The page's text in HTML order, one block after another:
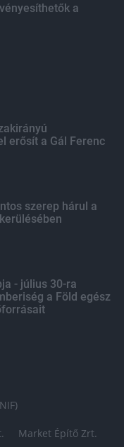
a
erősít a Gál Ferenc
szerep hárul a
- július 30-ra
a Föld egész
Market Építő Zrt.